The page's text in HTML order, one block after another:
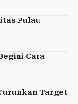
Pulau
Cara
Target